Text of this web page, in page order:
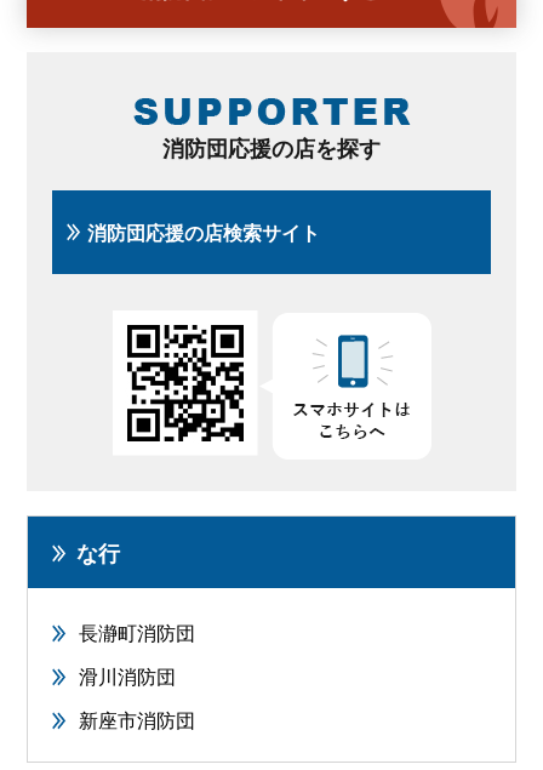
消防団応援の店を探す
消防団応援の店検索サイト
な行
長瀞町消防団
滑川消防団
新座市消防団